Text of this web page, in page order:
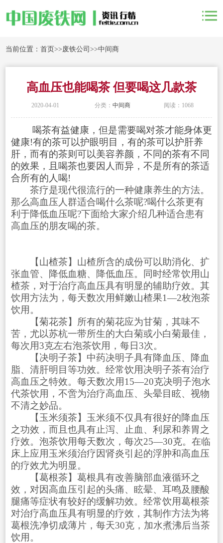
当前位置：首页>>废铁公司>>中间商
高血压也能喝茶 但要喝这几款茶
2020-04-01 分类： 中间商 阅读：1068
喝茶有益健康，但是需要喝对茶才能身体更
健康!有的茶可以护眼明目，有的茶可以护肝养
肝，而有的茶则可以美容养颜，不同的茶有不同
的效果，且喝茶也要因人而异，不是所有的茶适
合所有的人喝!
茶疗是现代很流行的一种健康养生的方法。
那么高血压人群适合喝什么茶呢?喝什么茶更有
利于降低血压呢?下面给大家介绍几种适合患有
高血压的朋友喝的茶。
【山楂茶】山楂所含的成份可以助消化、扩
张血管、降低血糖、降低血压。同时经常饮用山
楂茶，对于治疗高血压具有明显的辅助疗效。其
饮用方法为，每天数次用鲜嫩山楂果1—2枚泡茶
饮用。
【菊花茶】所有的菊花应为甘菊，其味不
苦，尤以苏杭一带所生的大白菊或小白菊最佳，
每次用3克左右泡茶饮用，每日3次。
【决明子茶】中药决明子具有降血压、降血
脂、清肝明目等功效。经常饮用决明子茶有治疗
高血压之特效。每天数次用15—20克决明子泡水
代茶饮用，不啻为治疗高血压、头晕目眩、视物
不清之妙品。
【玉米须茶】玉米须不仅具有很好的降血压
之功效，而且也具有止泻、止血、利尿和养胃之
疗效。泡茶饮用每天数次，每次25—30克。在临
床上应用玉米须治疗因肾炎引起的浮肿和高血压
的疗效尤为明显。
【葛根茶】葛根具有改善脑部血液循环之
效，对因高血压引起的头痛、眩晕、耳鸣及腰酸
腿痛等症状有较好的缓解功效。经常饮用葛根茶
对治疗高血压具有明显的疗效，其制作方法为将
葛根洗净切成薄片，每天30克，加水煮沸后当茶
饮用。